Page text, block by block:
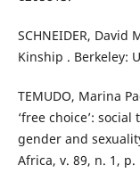
SCHNEIDER, David
Kinship . Berkeley:
TEMUDO, Marina
‘free choice’:
gender and
Africa, v. 89, n. 1, p.